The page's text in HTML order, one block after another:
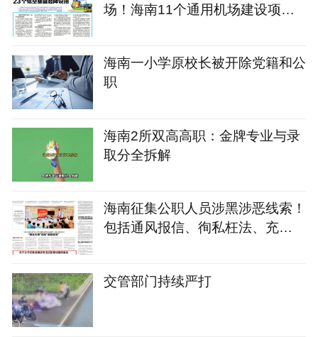
场！海南11个通用机场建设项目
海南一小学原校长被开除党籍和公
职
海南2所双高高职：金牌专业与录
取分全拆解
海南征集公职人员涉黑涉恶线索！
包括通风报信、徇私枉法、充
交管部门持续严打